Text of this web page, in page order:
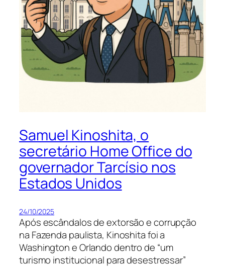
Samuel Kinoshita, o
secretário Home Office do
governador Tarcísio nos
Estados Unidos
24/10/2025
Após escândalos de extorsão e corrupção
na Fazenda paulista, Kinoshita foi a
Washington e Orlando dentro de “um
turismo institucional para desestressar”